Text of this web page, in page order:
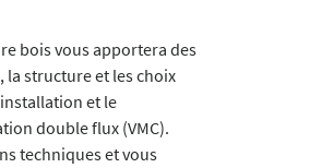
bois vous apportera des
la structure et les choix
et le
double flux (VMC).
techniques et vous